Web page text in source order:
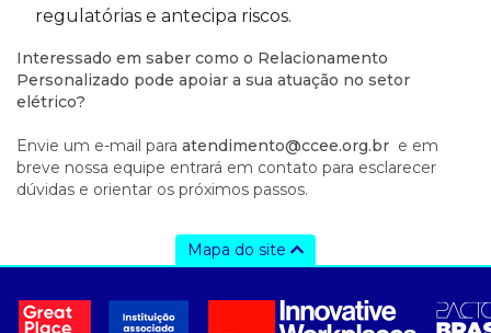
regulatórias e antecipa riscos.
Interessado em saber como o Relacionamento
Personalizado pode apoiar a sua atuação no setor
elétrico?
Envie um e-mail para atendimento@ccee.org.br e em
breve nossa equipe entrará em contato para esclarecer
dúvidas e orientar os próximos passos.
Mapa do site
- sobre nós